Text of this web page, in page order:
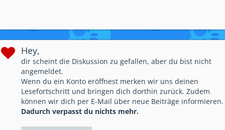
Hey,
dir scheint die Diskussion zu gefallen, aber du bist nicht
angemeldet.
Wenn du ein Konto eröffnest merken wir uns deinen
Lesefortschritt und bringen dich dorthin zurück. Zudem
können wir dich per E-Mail über neue Beiträge informieren.
Dadurch verpasst du nichts mehr.